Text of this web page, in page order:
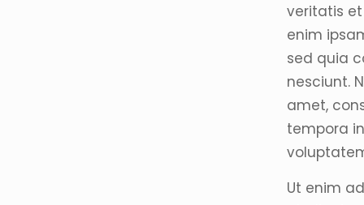
veritatis
enim
sed quia
nesciunt.
amet,
tempora
Ut enim